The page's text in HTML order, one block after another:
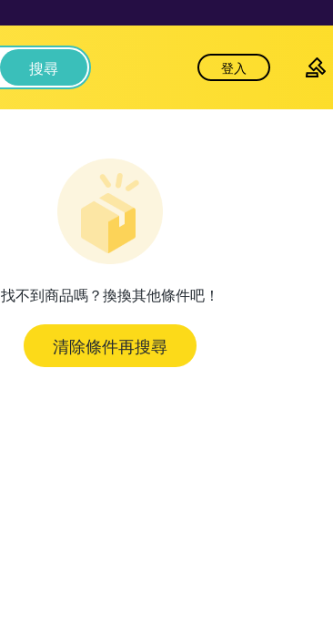
搜尋 登入
找不到商品嗎？換換其他條件吧！
清除條件再搜尋